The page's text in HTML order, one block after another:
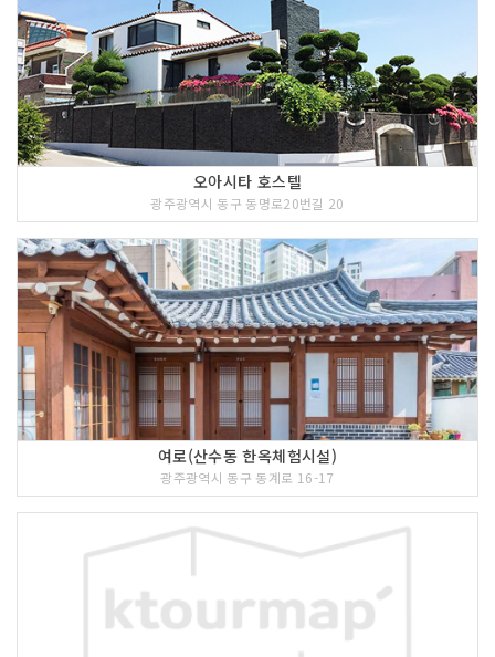
오아시타 호스텔
광주광역시 동구 동명로20번길 20
여로(산수동 한옥체험시설)
광주광역시 동구 동계로 16-17